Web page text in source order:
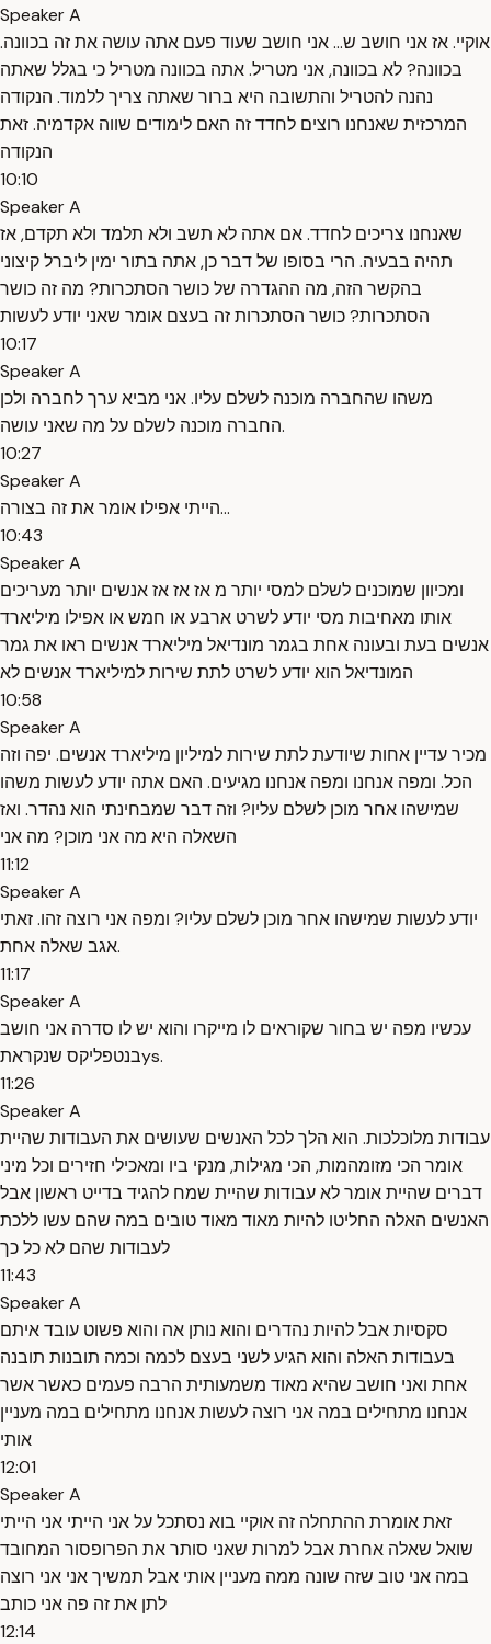
Speaker A
אוקיי. אז אני חושב ש... אני חושב שעוד פעם אתה עושה את זה בכוונה.
בכוונה? לא בכוונה, אני מטריל. אתה בכוונה מטריל כי בגלל שאתה
נהנה להטריל והתשובה היא ברור שאתה צריך ללמוד. הנקודה
המרכזית שאנחנו רוצים לחדד זה האם לימודים שווה אקדמיה. זאת
הנקודה
10:10
Speaker A
שאנחנו צריכים לחדד. אם אתה לא תשב ולא תלמד ולא תקדם, אז
תהיה בבעיה. הרי בסופו של דבר כן, אתה בתור ימין ליברל קיצוני
בהקשר הזה, מה ההגדרה של כושר הסתכרות? מה זה כושר
הסתכרות? כושר הסתכרות זה בעצם אומר שאני יודע לעשות
10:17
Speaker A
משהו שהחברה מוכנה לשלם עליו. אני מביא ערך לחברה ולכן
החברה מוכנה לשלם על מה שאני עושה.
10:27
Speaker A
הייתי אפילו אומר את זה בצורה...
10:43
Speaker A
ומכיוון שמוכנים לשלם למסי יותר מ אז אז אז אנשים יותר מעריכים
אותו מאחיבות מסי יודע לשרט ארבע או חמש או אפילו מיליארד
אנשים בעת ובעונה אחת בגמר מונדיאל מיליארד אנשים ראו את גמר
המונדיאל הוא יודע לשרט לתת שירות למיליארד אנשים לא
10:58
Speaker A
מכיר עדיין אחות שיודעת לתת שירות למיליון מיליארד אנשים. יפה וזה
הכל. ומפה אנחנו ומפה אנחנו מגיעים. האם אתה יודע לעשות משהו
שמישהו אחר מוכן לשלם עליו? וזה דבר שמבחינתי הוא נהדר. ואז
השאלה היא מה אני מוכן? מה אני
11:12
Speaker A
יודע לעשות שמישהו אחר מוכן לשלם עליו? ומפה אני רוצה זהו. זאתי
אגב שאלה אחת.
11:17
Speaker A
עכשיו מפה יש בחור שקוראים לו מייקרו והוא יש לו סדרה אני חושב
בנטפליקס שנקראתys.
11:26
Speaker A
עבודות מלוכלכות. הוא הלך לכל האנשים שעושים את העבודות שהיית
אומר הכי מזומהמות, הכי מגילות, מנקי ביו ומאכילי חזירים וכל מיני
דברים שהיית אומר לא עבודות שהיית שמח להגיד בדייט ראשון אבל
האנשים האלה החליטו להיות מאוד מאוד טובים במה שהם עשו ללכת
לעבודות שהם לא כל כך
11:43
Speaker A
סקסיות אבל להיות נהדרים והוא נותן אה והוא פשוט עובד איתם
בעבודות האלה והוא הגיע לשני בעצם לכמה וכמה תובנות תובנה
אחת ואני חושב שהיא מאוד משמעותית הרבה פעמים כאשר אשר
אנחנו מתחילים במה אני רוצה לעשות אנחנו מתחילים במה מעניין
אותי
12:01
Speaker A
זאת אומרת ההתחלה זה אוקיי בוא נסתכל על אני הייתי אני הייתי
שואל שאלה אחרת אבל למרות שאני סותר את הפרופסור המחובד
במה אני טוב שזה שונה ממה מעניין אותי אבל תמשיך אני אני רוצה
לתן את זה פה אני כותב
12:14